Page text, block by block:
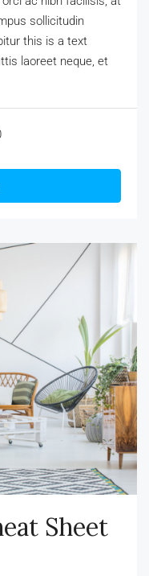
sollicitudin
this is a text
laoreet neque, et
Sheet